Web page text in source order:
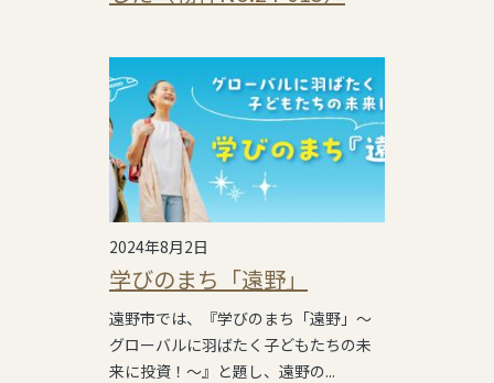
2024年8月2日
学びのまち「遠野」
遠野市では、『学びのまち「遠野」～
グローバルに羽ばたく子どもたちの未
来に投資！～』と題し、遠野の...